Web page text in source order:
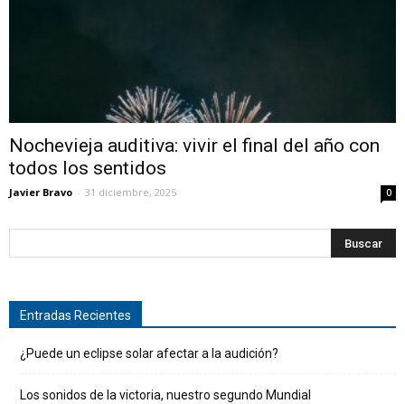
Nochevieja auditiva: vivir el final del año con
todos los sentidos
Javier Bravo - 31 diciembre, 2025 0
Entradas Recientes
¿Puede un eclipse solar afectar a la audición?
Los sonidos de la victoria, nuestro segundo Mundial